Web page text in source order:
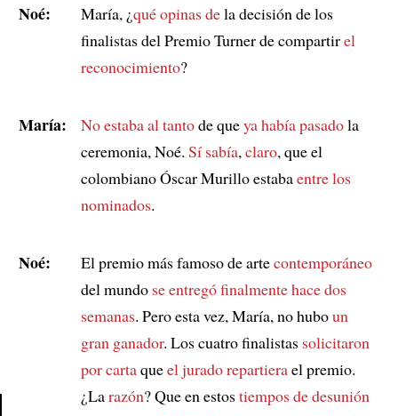
Noé: María, ¿qué opinas dela decisión de los
finalistas del Premio Turner de compartirel
reconocimiento?
María: No estaba al tantode queya había pasadola
ceremonia, Noé. Sí sabía, claro, que el
colombiano Óscar Murillo estabaentre los
nominados.
Noé: El premio más famoso de artecontemporáneo
del mundo se entregó finalmentehace dos
semanas. Pero esta vez, María, no huboun
gran ganador. Los cuatro finalistas solicitaron
por cartaqueel jurado repartierael premio.
¿Larazón? Que en estostiempos de desunión